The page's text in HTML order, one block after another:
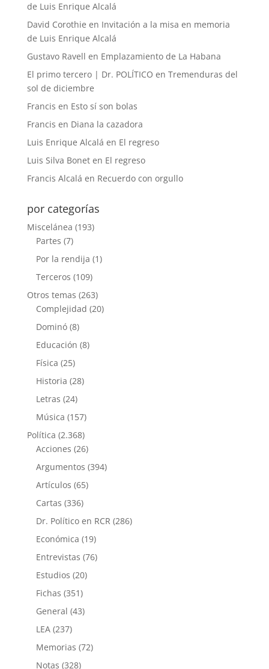
de Luis Enrique Alcalá
David Corothie en Invitación a la misa en memoria
de Luis Enrique Alcalá
Gustavo Ravell en Emplazamiento de La Habana
El primo tercero | Dr. POLÍTICO en Tremenduras del
sol de diciembre
Francis en Esto sí son bolas
Francis en Diana la cazadora
Luis Enrique Alcalá en El regreso
Luis Silva Boneten El regreso
Francis Alcalá en Recuerdo con orgullo
por categorías
Miscelánea (193)
Partes (7)
Por la rendija (1)
Terceros (109)
Otros temas (263)
Complejidad (20)
Dominó(8)
Educación (8)
Física (25)
Historia (28)
Letras (24)
Música (157)
Política (2.368)
Acciones (26)
Argumentos (394)
Artículos (65)
Cartas (336)
Dr. Político en RCR (286)
Económica (19)
Entrevistas (76)
Estudios (20)
Fichas (351)
General (43)
LEA(237)
Memorias (72)
Notas (328)